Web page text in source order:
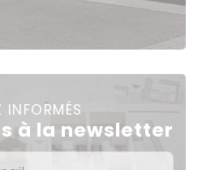
INFORMÉS
à la newsletter